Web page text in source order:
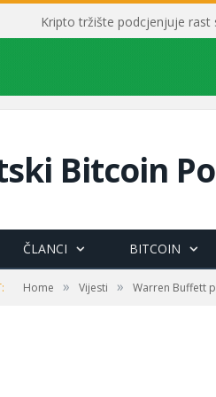
Kripto tržište podcjenjuje rast
Bitcoin
ČLANCI BITCOIN
Home » Vijesti » Warren Buffett